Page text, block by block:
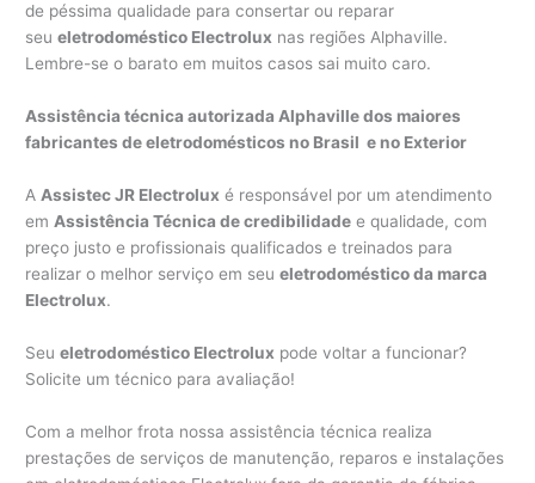
de péssima qualidade para consertar ou reparar
seueletrodoméstico Electrolux nas regiões Alphaville.
Lembre-se o barato em muitos casos sai muito caro.
Assistência técnica autorizada Alphaville dos maiores
fabricantes de eletrodomésticos no Brasil e no Exterior
A Assistec JR Electrolux é responsável por um atendimento
em Assistência Técnica de credibilidade e qualidade, com
preço justo e profissionais qualificados e treinados para
realizar o melhor serviço em seueletrodoméstico da marca
Electrolux.
Seueletrodoméstico Electrolux pode voltar a funcionar?
Solicite um técnico para avaliação!
Com a melhor frota nossa assistência técnica realiza
prestações de serviços de manutenção, reparos e instalações